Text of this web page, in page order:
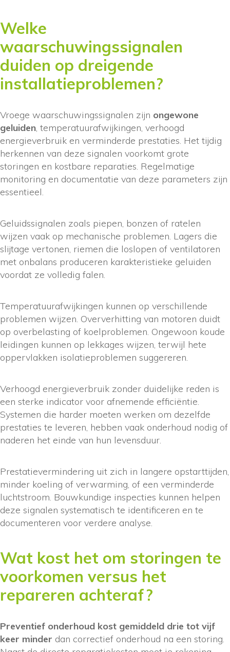
Welke
waarschuwingssignalen
duiden op dreigende
installatieproblemen?
Vroege waarschuwingssignalen zijn ongewone
geluiden, temperatuurafwijkingen, verhoogd
energieverbruik en verminderde prestaties. Het tijdig
herkennen van deze signalen voorkomt grote
storingen en kostbare reparaties. Regelmatige
monitoring en documentatie van deze parameters zijn
essentieel.
Geluidssignalen zoals piepen, bonzen of ratelen
wijzen vaak op mechanische problemen. Lagers die
slijtage vertonen, riemen die loslopen of ventilatoren
met onbalans produceren karakteristieke geluiden
voordat ze volledig falen.
Temperatuurafwijkingen kunnen op verschillende
problemen wijzen. Oververhitting van motoren duidt
op overbelasting of koelproblemen. Ongewoon koude
leidingen kunnen op lekkages wijzen, terwijl hete
oppervlakken isolatieproblemen suggereren.
Verhoogd energieverbruik zonder duidelijke reden is
een sterke indicator voor afnemende efficiëntie.
Systemen die harder moeten werken om dezelfde
prestaties te leveren, hebben vaak onderhoud nodig of
naderen het einde van hun levensduur.
Prestatievermindering uit zich in langere opstarttijden,
minder koeling of verwarming, of een verminderde
luchtstroom. Bouwkundige inspecties kunnen helpen
deze signalen systematisch te identificeren en te
documenteren voor verdere analyse.
Wat kost het om storingen te
voorkomen versus het
repareren achteraf?
Preventief onderhoud kost gemiddeld drie tot vijf
keer minder dan correctief onderhoud na een storing.